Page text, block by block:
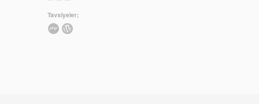
Tavsiyeler;